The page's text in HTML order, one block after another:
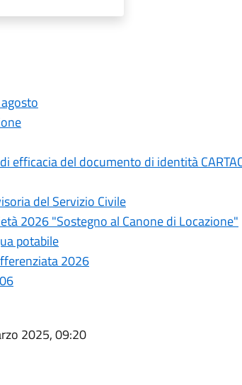
efficacia del documento di identità
del Servizio Civile
2026 "Sostegno al Canone di Locazione"
potabile
2026
2025, 09:20